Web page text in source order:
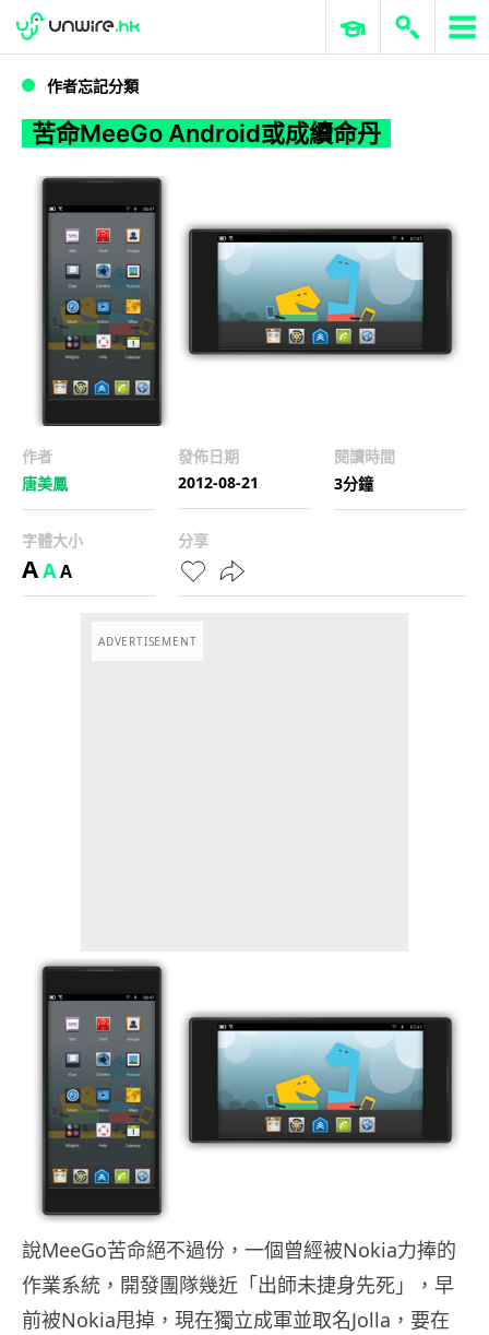
苦命MeeGo Android或成續命丹
WWDC 2026 ERP 與商業 AI
作者忘記分類
苦命MeeGo Android或成續命丹
作者
唐美鳳
發佈日期
2012-08-21
閱讀時間
3分鐘
字體大小
AAA
分享
ADVERTISEMENT
說MeeGo苦命絕不過份，一個曾經被Nokia力捧的
作業系統，開發團隊幾近「出師未捷身先死」，早
前被Nokia甩掉，現在獨立成軍並取名Jolla，要在